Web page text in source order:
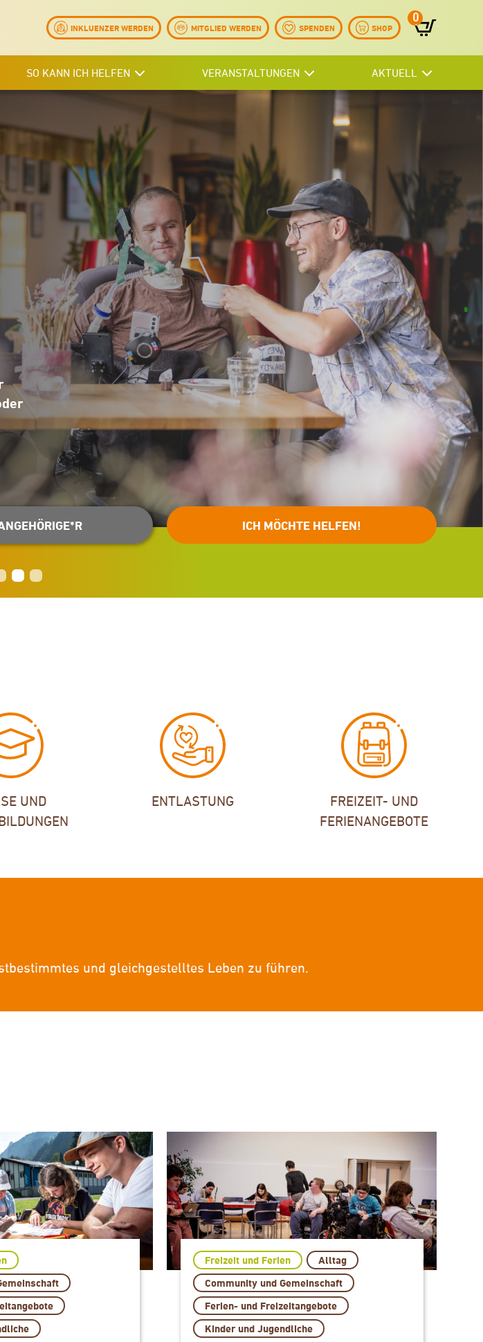
INKLUENZER WERDEN MITGLIED WERDEN SPENDEN SHOP
0
Artikel
SO KANN ICH HELFEN VERANSTALTUNGEN AKTUELL
ICH MÖCHTE HELFEN!
UND
ENTLASTUNG
FREIZEIT- UND
FERIENANGEBOTE
und gleichgestelltes Leben zu führen.
Freizeit und Ferien Alltag
Community und Gemeinschaft
Ferien- und Freizeitangebote
Kinder und Jugendliche